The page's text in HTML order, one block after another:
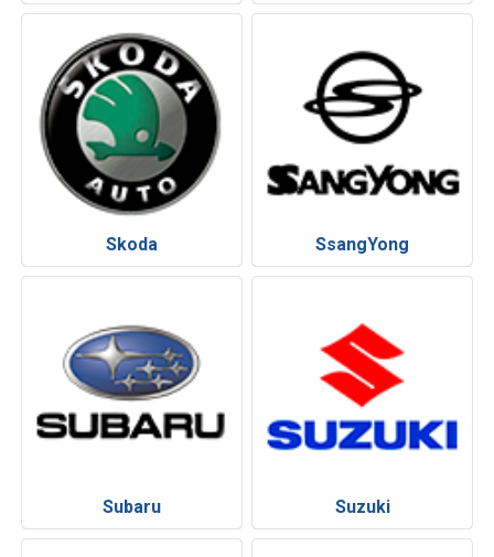
Skoda SsangYong
Subaru Suzuki